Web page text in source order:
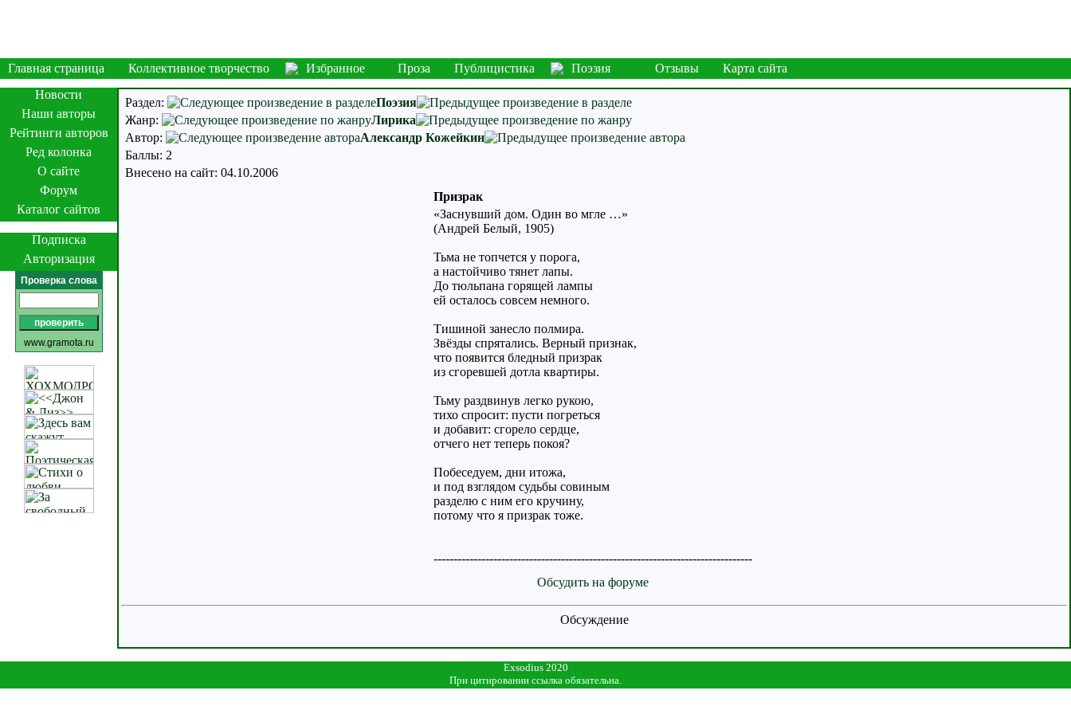
Главная страница Коллективное творчество Избранное Проза Публицистика Поэзия Отзывы
Карта сайта
Новости
Наши авторы
Рейтинги авторов
Ред колонка
О сайте
Форум
Каталог сайтов
Подписка
Авторизация
Проверка слова
www.gramota.ru
Раздел:
Поэзия
Жанр:
Лирика
Автор:
Александр Кожейкин
Баллы: 2
Внесено на сайт: 04.10.2006
Призрак
«Заснувший дом. Один во мгле …»
(Андрей Белый, 1905)
Тьма не топчется у порога,
а настойчиво тянет лапы.
До тюльпана горящей лампы
ей осталось совсем немного.
Тишиной занесло полмира.
Звёзды спрятались. Верный признак,
что появится бледный призрак
из сгоревшей дотла квартиры.
Тьму раздвинув легко рукою,
тихо спросит: пусти погреться
и добавит: сгорело сердце,
отчего нет теперь покоя?
Побеседуем, дни итожа,
и под взглядом судьбы совиным
разделю с ним его кручину,
потому что я призрак тоже.
--------------------------------------------------------------------------------
Обсудить на форуме
Обсуждение
Exsodius 2020
При цитировании ссылка обязательна.